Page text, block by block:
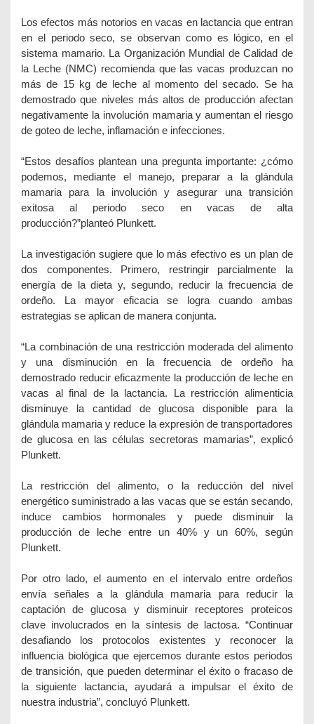
Los efectos más notorios en vacas en lactancia que entran
en el periodo seco, se observan como es lógico, en el
sistema mamario. La Organización Mundial de Calidad de
la Leche (NMC) recomienda que las vacas produzcan no
más de 15 kg de leche al momento del secado. Se ha
demostrado que niveles más altos de producción afectan
negativamente la involución mamaria y aumentan el riesgo
de goteo de leche, inflamación e infecciones.
“Estos desafíos plantean una pregunta importante: ¿cómo
podemos, mediante el manejo, preparar a la glándula
mamaria para la involución y asegurar una transición
exitosa al periodo seco en vacas de alta
producción?”planteó Plunkett.
La investigación sugiere que lo más efectivo es un plan de
dos componentes. Primero, restringir parcialmente la
energía de la dieta y, segundo, reducir la frecuencia de
ordeño. La mayor eficacia se logra cuando ambas
estrategias se aplican de manera conjunta.
“La combinación de una restricción moderada del alimento
y una disminución en la frecuencia de ordeño ha
demostrado reducir eficazmente la producción de leche en
vacas al final de la lactancia. La restricción alimenticia
disminuye la cantidad de glucosa disponible para la
glándula mamaria y reduce la expresión de transportadores
de glucosa en las células secretoras mamarias”, explicó
Plunkett.
La restricción del alimento, o la reducción del nivel
energético suministrado a las vacas que se están secando,
induce cambios hormonales y puede disminuir la
producción de leche entre un 40% y un 60%, según
Plunkett.
Por otro lado, el aumento en el intervalo entre ordeños
envía señales a la glándula mamaria para reducir la
captación de glucosa y disminuir receptores proteicos
clave involucrados en la síntesis de lactosa. “Continuar
desafiando los protocolos existentes y reconocer la
influencia biológica que ejercemos durante estos periodos
de transición, que pueden determinar el éxito o fracaso de
la siguiente lactancia, ayudará a impulsar el éxito de
nuestra industria”, concluyó Plunkett.